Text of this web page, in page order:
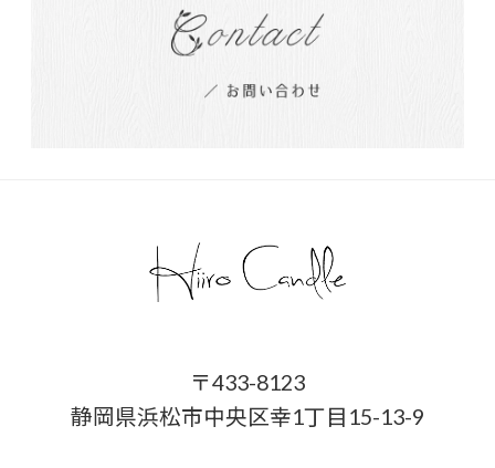
〒433-8123
静岡県浜松市中央区幸1丁目15-13-9